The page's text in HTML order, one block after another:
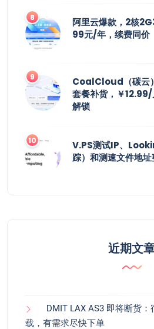
阿里云爆款，2核
99元/年，续费同价
CoalCloud（碳云
套餐补货，￥
解锁
V.PS测试IP、
踪）和测速文件地
近期文
DMIT LAX AS3 即将断货
载，有需求尽快下单